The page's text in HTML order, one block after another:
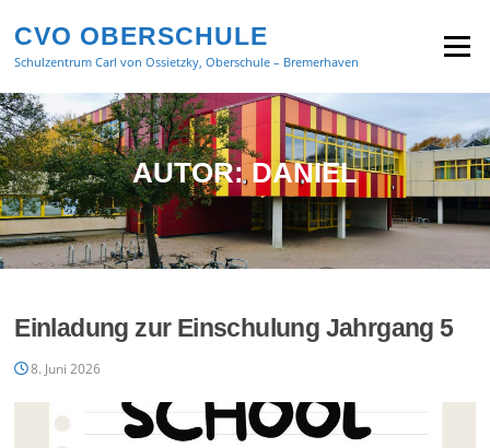
Inhalt
springen
CVO OBERSCHULE
Schulzentrum Carl von Ossietzky, Oberschule – Bremerhaven
Menü
AUTOR:DANIEL
Einladung zur Einschulung Jahrgang 5
8. Juni 2026